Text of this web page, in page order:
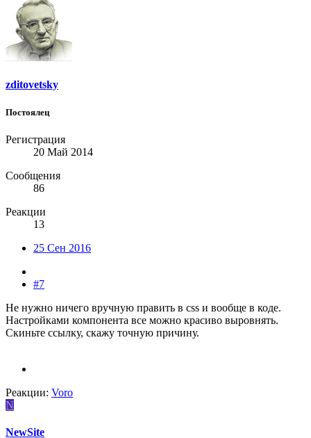
zditovetsky
Постоялец
Регистрация
20 Май 2014
Сообщения
86
Реакции
13
25 Сен 2016
#7
Не нужно ничего вручную править в css и вообще в коде.
Настройками компонента все можно красиво выровнять.
Скиньте ссылку, скажу точную причину.
Реакции: Voro
N
NewSite